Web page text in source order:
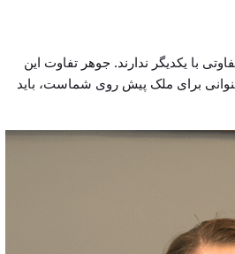
با یکدیگر ندارند. جوهر تفاوت این
برای ملک پیش روی شماست، باید